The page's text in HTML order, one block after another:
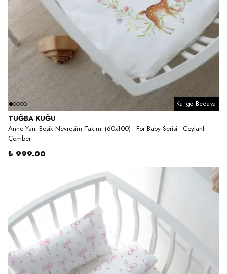
Kargo Bedava
TUĞBA KUĞU
Anne Yanı Beşik Nevresim Takımı (60x100) - For Baby Serisi - Ceylanlı
Çember
₺ 999.00